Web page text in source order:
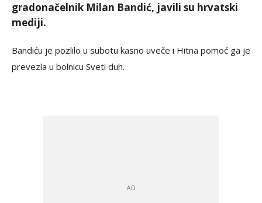
gradonačelnik Milan Bandić, javili su hrvatski
mediji.
Bandiću je pozlilo u subotu kasno uveče i Hitna pomoć ga je
prevezla u bolnicu Sveti duh.